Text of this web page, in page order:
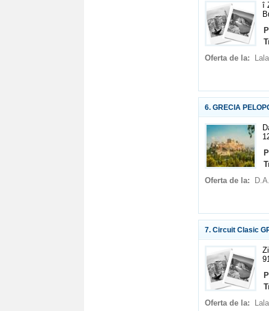
î
Oferta de la:
6. GRECIA
Oferta de la:
7. Circuit Clasic
Oferta de la: